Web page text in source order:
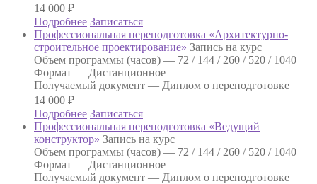
14 000 ₽
Подробнее Записаться
Профессиональная переподготовка «Архитектурно-
строительное проектирование» Запись на курс
Объем программы (часов) — 72 / 144 / 260 / 520 / 1040
Формат — Дистанционное
Получаемый документ — Диплом о переподготовке
14 000 ₽
Подробнее Записаться
Профессиональная переподготовка «Ведущий
конструктор» Запись на курс
Объем программы (часов) — 72 / 144 / 260 / 520 / 1040
Формат — Дистанционное
Получаемый документ — Диплом о переподготовке